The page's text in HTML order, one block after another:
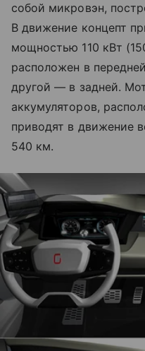
собой микровэн,
В движение концепт
мощностью 110 кВт
расположен в
другой — в задней.
аккумуляторов,
приводят в движение
540 км.